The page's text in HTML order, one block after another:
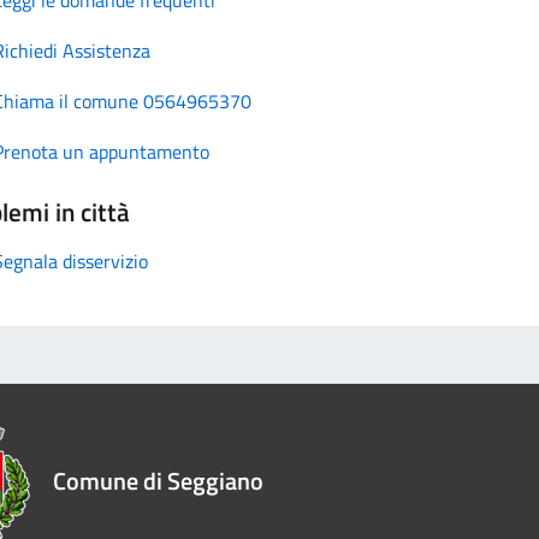
Assistenza
il comune 0564965370
un appuntamento
in città
disservizio
Comune di Seggiano